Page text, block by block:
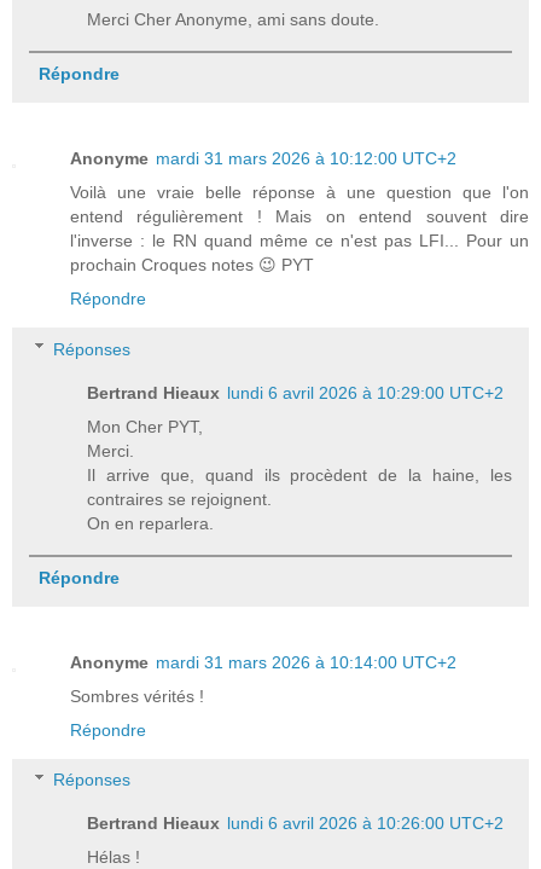
Merci Cher Anonyme, ami sans doute.
Répondre
Anonyme mardi 31 mars 2026 à 10:12:00 UTC+2
Voilà une vraie belle réponse à une question que l'on
entend régulièrement ! Mais on entend souvent dire
l'inverse : le RN quand même ce n'est pas LFI... Pour un
prochain Croques notes 😉 PYT
Répondre
Réponses
Bertrand Hieaux lundi 6 avril 2026 à 10:29:00 UTC+2
Mon Cher PYT,
Merci.
Il arrive que, quand ils procèdent de la haine, les
contraires se rejoignent.
On en reparlera.
Répondre
Anonyme mardi 31 mars 2026 à 10:14:00 UTC+2
Sombres vérités !
Répondre
Réponses
Bertrand Hieaux lundi 6 avril 2026 à 10:26:00 UTC+2
Hélas !